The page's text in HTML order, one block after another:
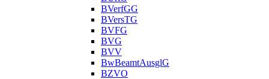
BVerfGG
BVersTG
BVFG
BVG
BVV
BwBeamtAusglG
BZVO